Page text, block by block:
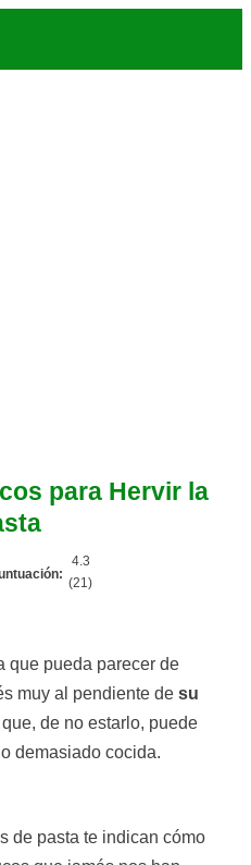
para Hervir la
4.3
(21)
que pueda parecer de
muy al pendiente de su
que, de no estarlo, puede
demasiado cocida.
de pasta te indican cómo